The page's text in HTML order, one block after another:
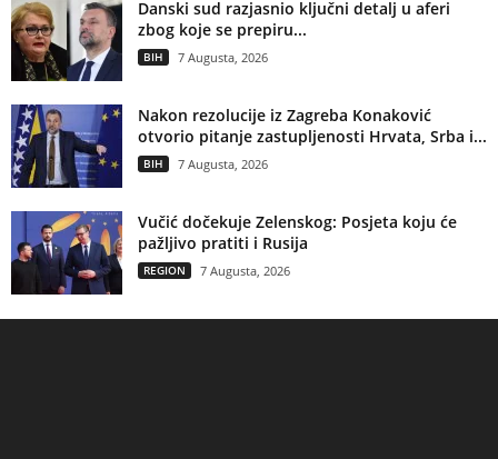
Danski sud razjasnio ključni detalj u aferi
zbog koje se prepiru...
BIH 7 Augusta, 2026
Nakon rezolucije iz Zagreba Konaković
otvorio pitanje zastupljenosti Hrvata, Srba i...
BIH 7 Augusta, 2026
Vučić dočekuje Zelenskog: Posjeta koju će
pažljivo pratiti i Rusija
REGION 7 Augusta, 2026